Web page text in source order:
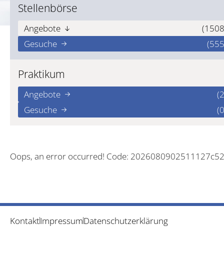
Stellenbörse
Angebote
Gesuche
Praktikum
Angebote
Gesuche
Oops, an error occurred! Code:
KontaktImpressumDatenschutzerklärung